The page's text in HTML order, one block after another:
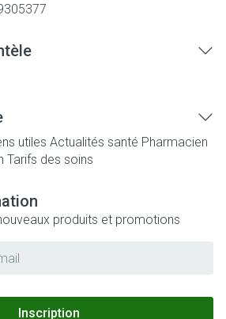
utiles Actualités santé Pharmacien
Tarifs des soins
produits et promotions
Inscription